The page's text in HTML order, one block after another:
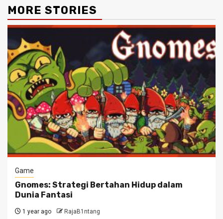
MORE STORIES
Game
Gnomes: Strategi Bertahan Hidup dalam
Dunia Fantasi
1 year ago RajaB1ntang